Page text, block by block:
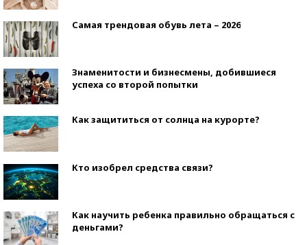
Самая трендовая обувь лета – 2026
Знаменитости и бизнесмены, добившиеся
успеха со второй попытки
Как защититься от солнца на курорте?
Кто изобрел средства связи?
Как научить ребенка правильно обращаться с
деньгами?